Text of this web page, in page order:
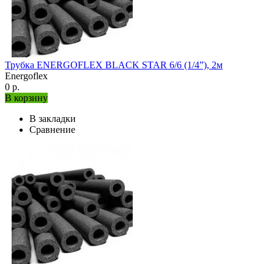
Трубка ENERGOFLEX BLACK STAR 6/6 (1/4”), 2м
Energoflex
0 р.
В корзину
В закладки
Сравнение